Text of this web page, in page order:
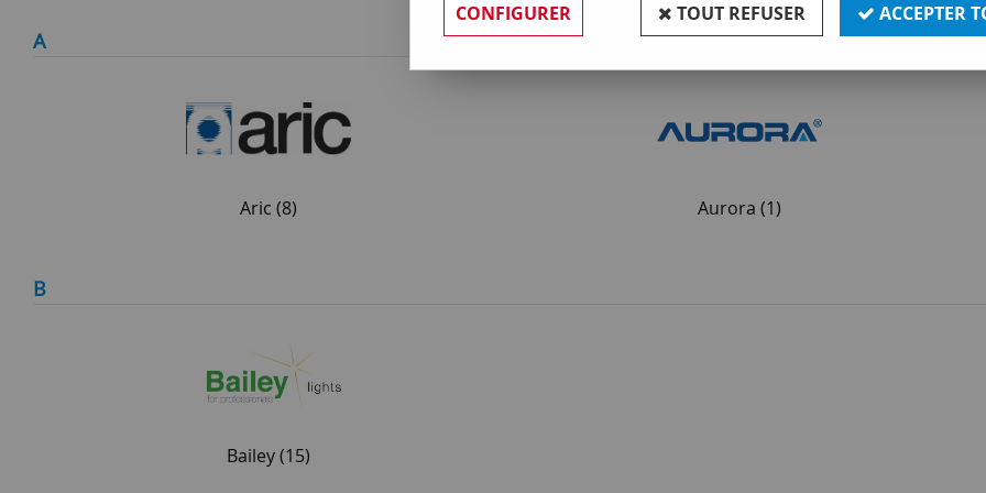
A
Aric (8) Aurora (1)
B
Bailey(15)
CONFIGURER TOUT REFUSER ACCEPTER